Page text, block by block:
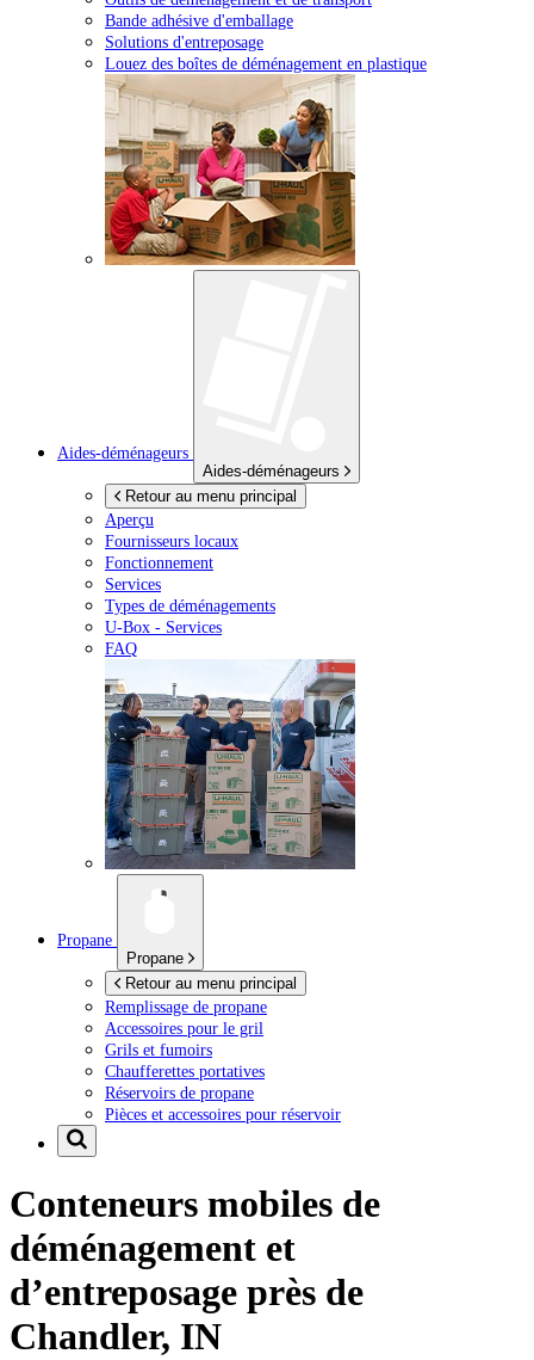
Bande adhésive d'emballage
Solutions d'entreposage
Louez des boîtes de déménagement en plastique
Aides-déménageurs
Aides-déménageurs
Retour au menu principal
Aperçu
Fournisseurs locaux
Fonctionnement
Services
Types de déménagements
U-Box - Services
FAQ
Propane
Propane
Retour au menu principal
Remplissage de propane
Accessoires pour le gril
Grils et fumoirs
Chaufferettes portatives
Réservoirs de propane
Pièces et accessoires pour réservoir
Conteneurs mobiles de
déménagement et
d’entreposage près de
Chandler, IN